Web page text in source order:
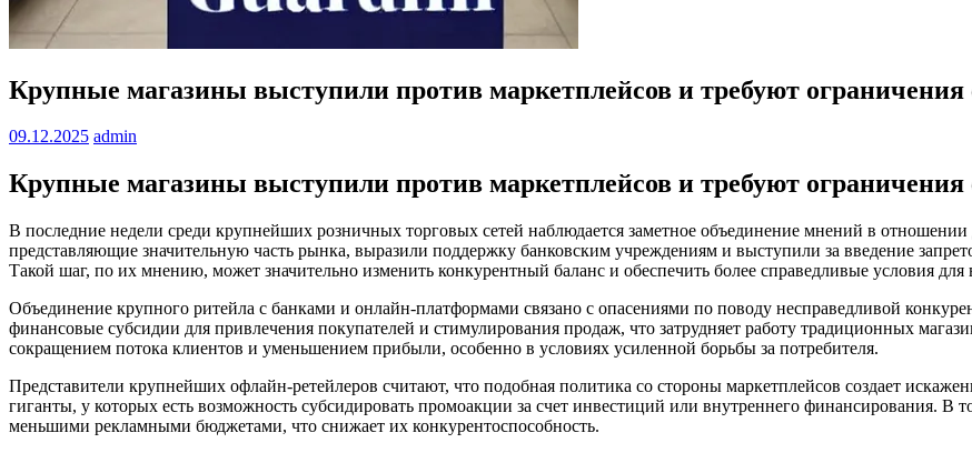
Крупные магазины выступили против маркетплейсов и требуют
09.12.2025 admin
Крупные магазины выступили против маркетплейсов и требуют
В последние недели среди крупнейших розничных торговых сетей наблюдается заметное объединение мнений в
представляющие значительную часть рынка, выразили поддержку банковским учреждениям и выступили за введение
Такой шаг, по их мнению, может значительно изменить конкурентный баланс и обеспечить более справедливые условия для
Объединение крупного ритейла с банками и онлайн-платформами связано с опасениями по поводу несправедливой
финансовые субсидии для привлечения покупателей и стимулирования продаж, что затрудняет работу традиционных
сокращением потока клиентов и уменьшением прибыли, особенно в условиях усиленной борьбы за потребителя.
Представители крупнейших офлайн-ретейлеров считают, что подобная политика со стороны маркетплейсов создает
гиганты, у которых есть возможность субсидировать промоакции за счет инвестиций или внутреннего финансирования.
меньшими рекламными бюджетами, что снижает их конкурентоспособность.